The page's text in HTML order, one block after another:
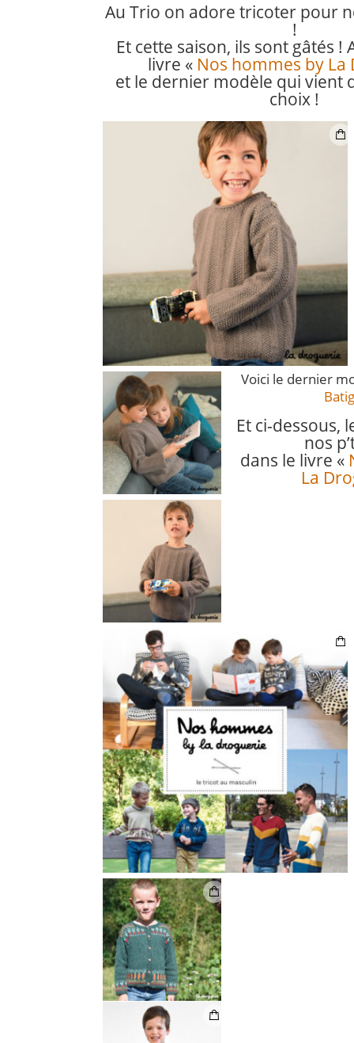
Au Trio on adore tricoter pour
!
Et cette saison, ils sont gâtés !
livre « Nos hommes by La
et le dernier modèle qui vient
choix !
Voici le dernier
Et ci-dessous,
nos
dans le livre «
La